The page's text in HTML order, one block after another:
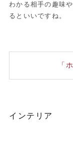
わかる相手の趣味
るといいですね。
「
インテリア